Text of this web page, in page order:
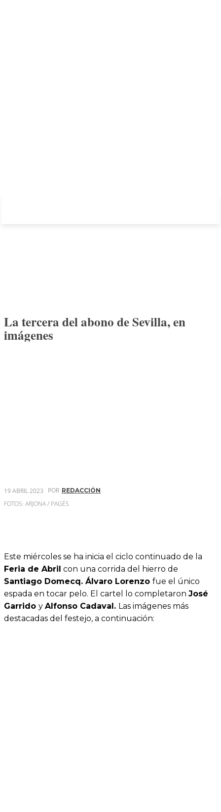
La tercera del abono de Sevilla, en
imágenes
19 ABRIL 2023 POR REDACCIÓN
FOTOS: ARJONA / PAGÉS
Este miércoles se ha inicia el ciclo continuado de la
Feria de Abril con una corrida del hierro de
Santiago Domecq. Álvaro Lorenzo fue el único
espada en tocar pelo. El cartel lo completaron José
Garrido y Alfonso Cadaval. Las imágenes más
destacadas del festejo, a continuación: